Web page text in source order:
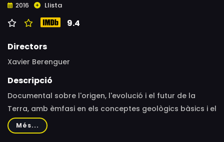
2016 Llista
9.4
Directors
Xavier Berenguer
Descripció
Documental sobre l'origen, l'evolució i el futur de la
Terra, amb èmfasi en els conceptes geològics bàsics i el
paper de la vida i dels humans.
Més...